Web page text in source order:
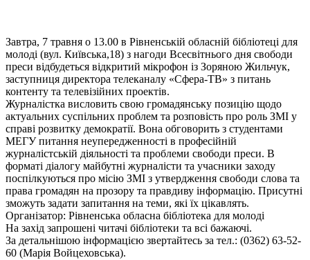
Завтра, 7 травня о 13.00 в Рівненській обласній бібліотеці для
молоді (вул. Київська,18) з нагоди Всесвітнього дня свободи
преси відбудеться відкритий мікрофон із Зоряною Жильчук,
заступниця директора телеканалу «Сфера-ТВ» з питань
контенту та телевізійних проектів.
Журналістка висловить свою громадянську позицію щодо
актуальних суспільних проблем та розповість про роль ЗМІ у
справі розвитку демократії. Вона обговорить з студентами
МЕГУ питання неупередженності в професійній
журналістській діяльності та проблеми свободи преси. В
форматі діалогу майбутні журналісти та учасники заходу
поспілкуються про місію ЗМІ з утвердження свободи слова та
права громадян на прозору та правдиву інформацію. Присутні
зможуть задати запитання на теми, які їх цікавлять.
Організатор: Рівненська обласна бібліотека для молоді
На захід запрошені читачі бібліотеки та всі бажаючі.
За детальнішою інформацією звертайтесь за тел.: (0362) 63-52-
60 (Марія Войцеховська).